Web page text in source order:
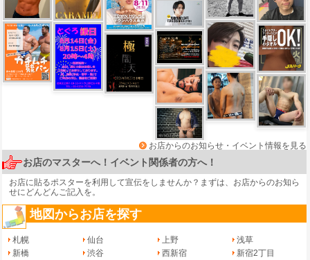
お店からのお知らせ・イベント情報を見る
お店のマスターへ！イベント関係者の方へ！
お店に貼るポスターを利用して宣伝をしませんか？まずは、 お店からのお知ら
せにどんどんご記入を。
地図からお店を探す
札幌 仙台 上野
浅草
新橋
渋谷 西新宿
新宿2丁目